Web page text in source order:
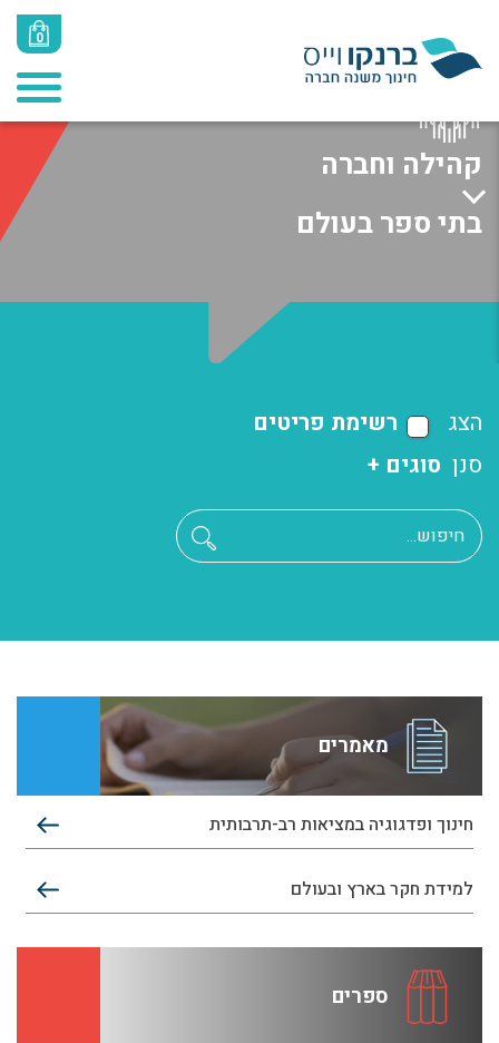
0
קהילה וחברה
בתי ספר בעולם
הצג
רשימת פריטים
סנן סוגים +
מאמרים
חינוך ופדגוגיה במציאות רב-תרבותית
למידת חקר בארץ ובעולם
ספרים